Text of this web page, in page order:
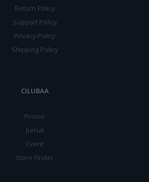
Return Policy
Support Policy
Privacy Policy
Shipping Policy
CILUBAA
Promo
Jurnal
Event
Store Finder